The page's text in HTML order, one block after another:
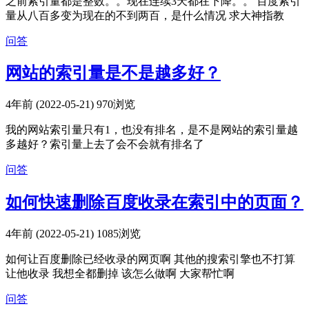
量从八百多变为现在的不到两百，是什么情况 求大神指教
问答
网站的索引量是不是越多好？
4年前 (2022-05-21) 970浏览
我的网站索引量只有1，也没有排名，是不是网站的索引量越
多越好？索引量上去了会不会就有排名了
问答
如何快速删除百度收录在索引中的页面？
4年前 (2022-05-21) 1085浏览
如何让百度删除已经收录的网页啊 其他的搜索引擎也不打算
让他收录 我想全都删掉 该怎么做啊 大家帮忙啊
问答